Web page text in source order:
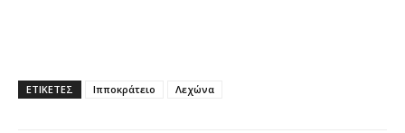
ΕΤΙΚΕΤΕΣ Ιπποκράτειο Λεχώνα